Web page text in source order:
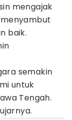
mengajak
baik.
semakin
untuk
Tengah.